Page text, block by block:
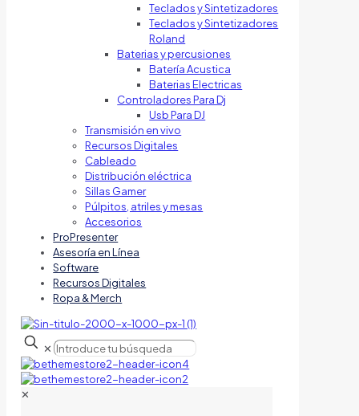
Teclados y Sintetizadores
Teclados y Sintetizadores
Roland
Baterias y percusiones
Batería Acustica
Baterias Electricas
Controladores Para Dj
Usb Para DJ
Transmisión en vivo
Recursos Digitales
Cableado
Distribución eléctrica
Sillas Gamer
Púlpitos, atriles y mesas
Accesorios
ProPresenter
Asesoría en Línea
Software
Recursos Digitales
Ropa & Merch
✕
✕